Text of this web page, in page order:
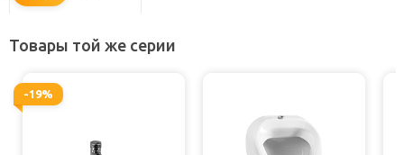
Товары той же серии
-19%